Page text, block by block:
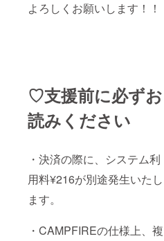
よろしくお願いします！！
♡支援前に必ずお
読みください
・決済の際に、システム利
用料¥216が別途発生いたし
ます。
・CAMPFIREの仕様上、複